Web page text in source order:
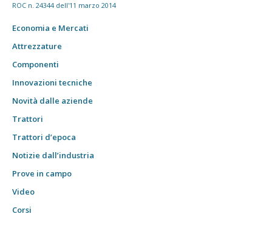
ROC n. 24344 dell'11 marzo 2014
Economia e Mercati
Attrezzature
Componenti
Innovazioni tecniche
Novità dalle aziende
Trattori
Trattori d’epoca
Notizie dall’industria
Prove in campo
Video
Corsi